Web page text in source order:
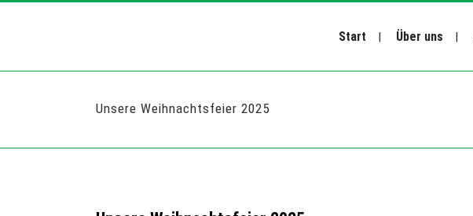
Start Über uns
Unsere Weihnachtsfeier 2025